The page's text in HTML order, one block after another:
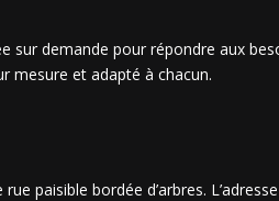
sur demande pour répondre aux
mesure et adapté à chacun.
paisible bordée d’arbres.